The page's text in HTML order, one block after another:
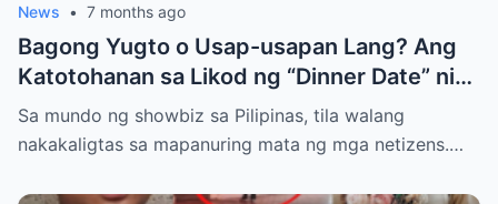
News • 7 months ago
Bagong Yugto o Usap-usapan Lang? Ang
Katotohanan sa Likod ng “Dinner Date” nina
Kathryn Bernardo at Mayor Mark Alcala
Sa mundo ng showbiz sa Pilipinas, tila walang
nakakaligtas sa mapanuring mata ng mga netizens.…